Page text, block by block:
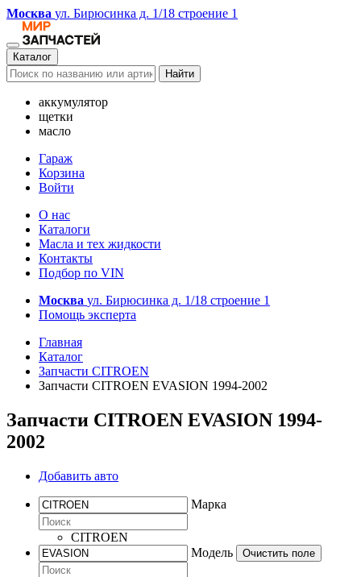
Москва ул. Бирюсинка д. 1/18 строение 1
Каталог
Найти
аккумулятор
щетки
масло
Гараж
Корзина
Войти
О нас
Каталоги
Масла и тех жидкости
Контакты
Подбор по VIN
Москва ул. Бирюсинка д. 1/18 строение 1
Помощь эксперта
Главная
Каталог
Запчасти CITROEN
Запчасти CITROEN EVASION 1994-2002
Запчасти CITROEN EVASION 1994-
2002
Добавить авто
Марка
CITROEN
Модель
Очистить поле